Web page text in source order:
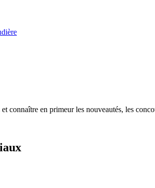
connaître en primeur les nouveautés, les